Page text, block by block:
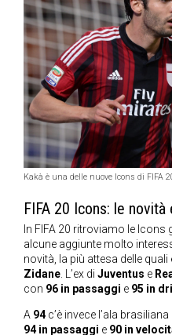
Kakà è una delle nuove Icons di FIFA
FIFA 20 Icons: le
In FIFA 20 ritroviamo le Icons
alcune aggiunte molto
novità, la più attesa delle
Zidane . L’ex di Juventus e
con 96 in passaggi e 95 in
A 94c’è invece l’ala brasiliana
94 in passaggi e 90 in